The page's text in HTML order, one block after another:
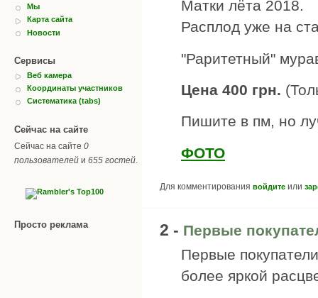
Мы
Карта сайта
Новости
Сервисы
Веб камера
Координаты участников
Систематика (tabs)
Сейчас на сайте
Сейчас на сайте 0
пользователей и 655 гостей
Просто реклама
Матки лёта 2018.
Расплод уже на
"Раритетный"
Цена 400 грн.
Пишите в пм, но
ФОТО
Для комментирования войдите или
2 - Первые
Первые
более яркой